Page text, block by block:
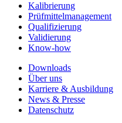
Kalibrierung
Prüfmittelmanagement
Qualifizierung
Validierung
Know-how
Downloads
Über uns
Karriere & Ausbildung
News & Presse
Datenschutz